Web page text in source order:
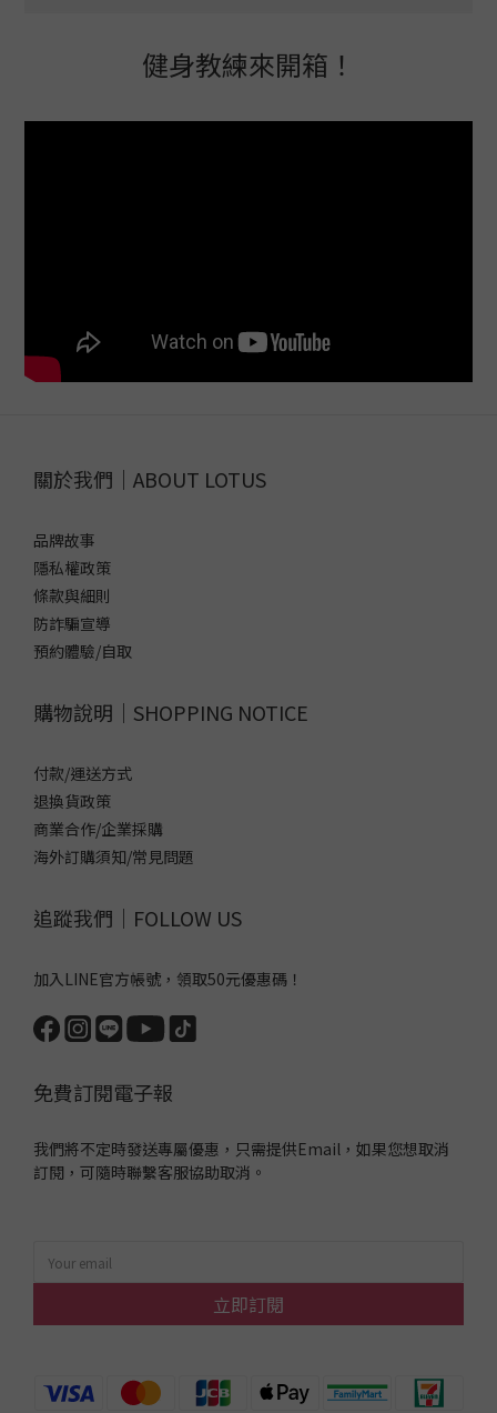
健身教練來開箱！
關於我們｜ABOUT LOTUS
品牌故事
隱私權政策
條款與細則
防詐騙宣導
預約體驗/自取
購物說明｜SHOPPING NOTICE
付款/運送方式
退換貨政策
商業合作/企業採購
海外訂購須知/常見問題
追蹤我們｜FOLLOW US
加入LINE官方帳號，領取50元優惠碼！
免費訂閱電子報
我們將不定時發送專屬優惠，只需提供Email，如果您想取消
訂閱，可隨時聯繫客服協助取消。
立即訂閱